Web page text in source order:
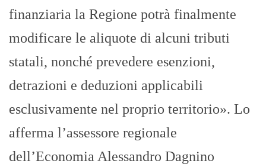
finanziaria la Regione potrà finalmente
modificare le aliquote di alcuni tributi
statali, nonché prevedere esenzioni,
detrazioni e deduzioni applicabili
esclusivamente nel proprio territorio». Lo
afferma l’assessore regionale
dell’Economia Alessandro Dagnino